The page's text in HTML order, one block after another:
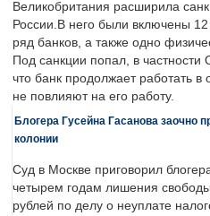
Великобритания расширила
России.В него были включены
ряд банков, а также одно
Под санкции попал, в частности
что банк продолжает работать
не повлияют на его работу.
Блогера Гусейна Гасанова заочно
колонии
Суд в Москве приговорил
четырем годам лишения
рублей по делу о неуплате